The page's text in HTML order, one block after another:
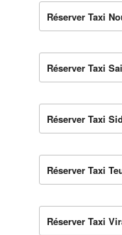
Réserver Taxi
Réserver Taxi
Réserver Taxi
Réserver Taxi
Réserver Taxi